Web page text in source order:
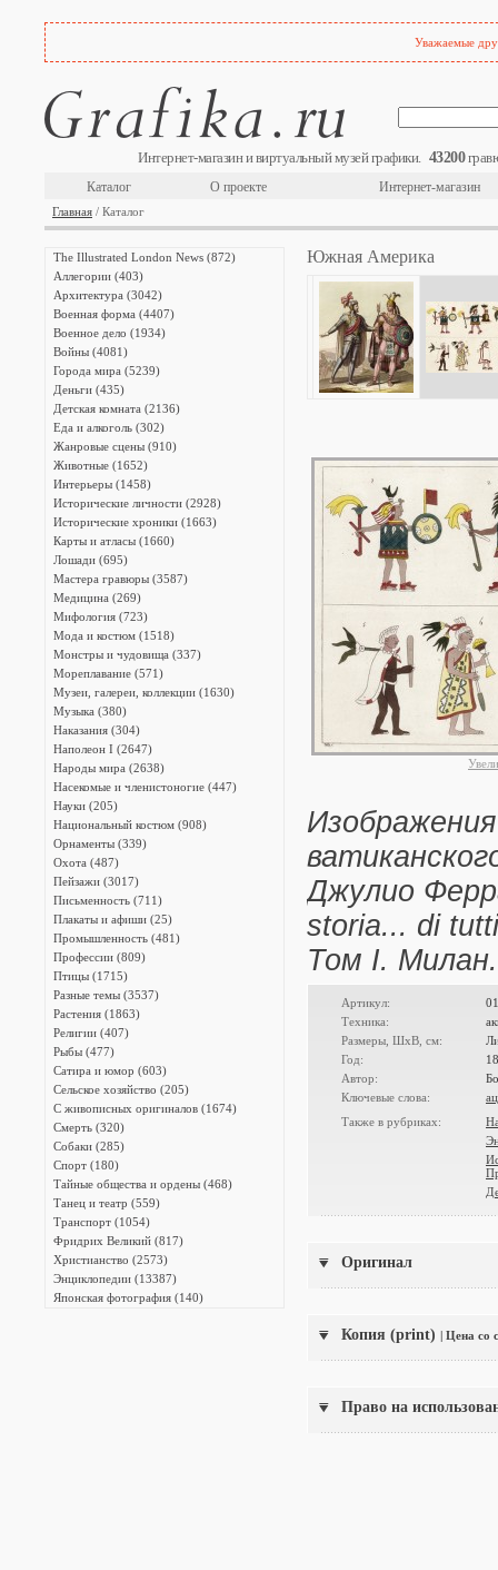
Уважаемые
Интернет-магазин и виртуальный музей графики. 43200
Каталог О проекте Интернет-магазин
Главная / Каталог
The Illustrated London News (872)
Аллегории (403)
Архитектура (3042)
Военная форма (4407)
Военное дело (1934)
Войны (4081)
Города мира (5239)
Деньги (435)
Детская комната (2136)
Еда и алкоголь (302)
Жанровые сцены (910)
Животные (1652)
Интерьеры (1458)
Исторические личности (2928)
Исторические хроники (1663)
Карты и атласы (1660)
Лошади (695)
Мастера гравюры (3587)
Медицина (269)
Мифология (723)
Мода и костюм (1518)
Монстры и чудовища (337)
Мореплавание (571)
Музеи, галереи, коллекции (1630)
Музыка (380)
Наказания (304)
Наполеон I (2647)
Народы мира (2638)
Насекомые и членистоногие (447)
Науки (205)
Национальный костюм (908)
Орнаменты (339)
Охота (487)
Пейзажи (3017)
Письменность (711)
Плакаты и афиши (25)
Промышленность (481)
Профессии (809)
Птицы (1715)
Разные темы (3537)
Растения (1863)
Религии (407)
Рыбы (477)
Сатира и юмор (603)
Сельское хозяйство (205)
С живописных оригиналов (1674)
Смерть (320)
Собаки (285)
Спорт (180)
Тайные общества и ордены (468)
Танец и театр (559)
Транспорт (1054)
Фридрих Великий (817)
Христианство (2573)
Энциклопедии (13387)
Японская фотография (140)
Южная Америка
Джулио
storia... di
Том I.
Артикул:
Техника:
Размеры, ШxВ, см:
Год:
Автор:
Ключевые слова:
Также в рубриках:
Оригинал
Копия (print) | Цена со
Право на